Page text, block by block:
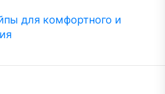
для комфортного и